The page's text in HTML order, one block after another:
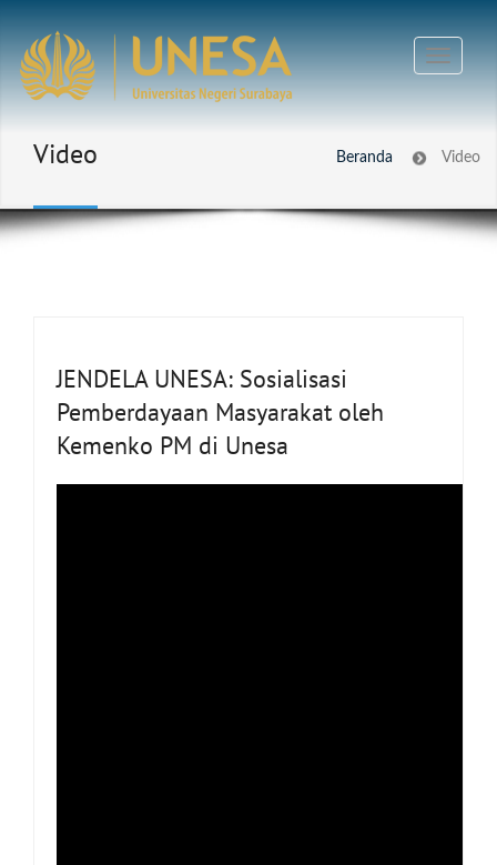
Video Beranda Video
JENDELA UNESA: Sosialisasi
Pemberdayaan Masyarakat oleh
Kemenko PM di Unesa